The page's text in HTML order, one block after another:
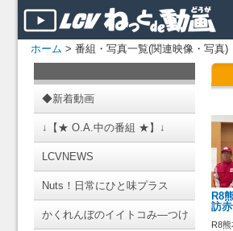
ホーム > 番組・写真一覧(関連映像・写真)
◆新着動画
↓【★ O.A.中の番組 ★】↓
LCVNEWS
Nuts！日常にひと味プラス
かくれんぼのイイトコみ―つけ
R8
訪
R8